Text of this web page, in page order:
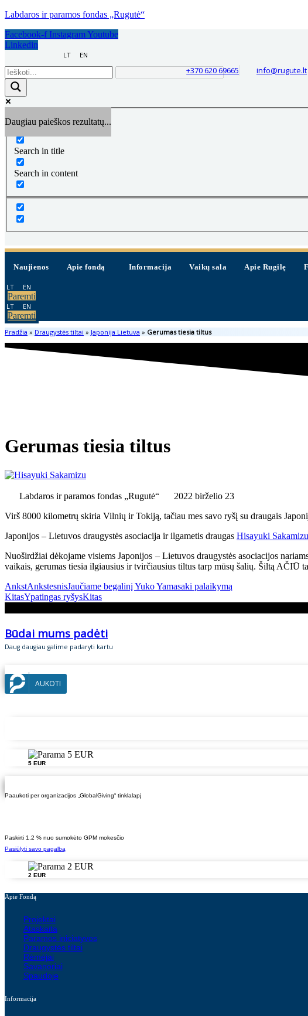
Labdaros ir paramos fondas „Rugutė“
Facebook-f InstagramYoutube
Linkedin
LT EN
+370 620 69665 info@rugute.lt
Daugiau paieškos rezultatų...
Exact matches only
Search in title
Search in content
Naujienos Apie fondą Informacija Vaikų sala Apie Rugilę
LT EN
Paremti
LT EN
Paremti
Pradžia » Draugystės tiltai » Japonija Lietuva » Gerumas tiesia tiltus
Gerumas tiesia tiltus
Labdaros ir paramos fondas „Rugutė“
2022 birželio 23
Virš 8000 kilometrų skiria Vilnių ir Tokiją, tačiau mes savo ryšį su draugais
Japonijos – Lietuvos draugystės asociacija ir ilgametis draugas Hisayuki Sakamizu
Nuoširdžiai dėkojame visiems Japonijos – Lietuvos draugystės asociacijos
vaikais, gerumas tiesia ilgiausius ir tvirčiausius tiltus tarp mūsų šalių. Šiltą AČIŪ
AnkstAnkstesnisJaučiame begalinį Yuko Yamasaki palaikymą
KitasYpatingas ryšysKitas
Būdai mums padėti
Daug daugiau galime padaryti kartu
AUKOTI
5 EUR
Paaukoti per organizacijos „GlobalGiving“ tinklalapį
Paskirti 1.2 % nuo sumokėto GPM mokesčio
Pasiūlyti savo pagalbą
2 EUR
Apie Fondą
Projektai
Ataskaita
Paramos iniciatyvos
Draugystės tiltai
Rėmėjai
Savanoriai
Spaudoje
Informacija